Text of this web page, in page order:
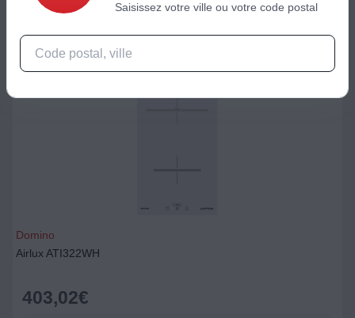
Domino
Airlux ATI322WH
403,02€
Saisissez votre ville ou votre code postal